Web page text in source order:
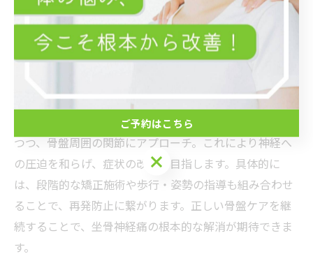
整体で実践する骨盤ケアの基本ステップ
骨盤のゆがみによる坐骨神経痛やしびれを根本から改善
するためには、整体による骨盤ケアが重要です。まず、
全身のバランスを丁寧にチェックし、骨盤の傾きやズレ
を確認します。次に、専門的な手技で筋肉の緊張を緩め
つつ、骨盤周囲の関節にアプローチ。これにより神経へ
の圧迫を和らげ、症状の改善を目指します。具体的に
は、段階的な矯正施術や歩行・姿勢の指導も組み合わせ
ることで、再発防止に繋がります。正しい骨盤ケアを継
続することで、坐骨神経痛の根本的な解消が期待できま
す。
ご予約はこちら
ご予約はこちら